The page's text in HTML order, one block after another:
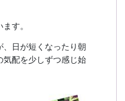
す。
、日が短くなったり朝
配を少しずつ感じ始